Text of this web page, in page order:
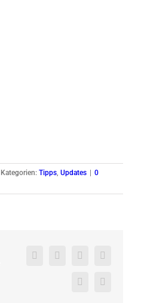
Kategorien: Tipps, Updates
0
Facebook
X RedditLinkedIn
PinterestVk